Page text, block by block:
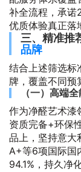
补全流程，承诺
优质体验真正落
三、精准推
品牌
结合上述筛选标
牌，覆盖不同预
（一）高端
作为净醛艺术漆
资质完备+环保
品上，坚持意大
A+等6项国际国
94.1%，持久净